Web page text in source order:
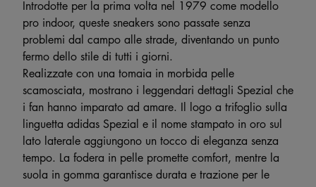
Introdotte per la prima volta nel 1979 come modello
pro indoor, queste sneakers sono passate senza
problemi dal campo alle strade, diventando un punto
fermo dello stile di tutti i giorni.
Realizzate con una tomaia in morbida pelle
scamosciata, mostrano i leggendari dettagli Spezial che
i fan hanno imparato ad amare. Il logo a trifoglio sulla
linguetta adidas Spezial e il nome stampato in oro sul
lato laterale aggiungono un tocco di eleganza senza
tempo. La fodera in pelle promette comfort, mentre la
suola in gomma garantisce durata e trazione per le